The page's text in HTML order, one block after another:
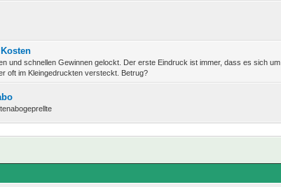
und schnellen Gewinnen gelockt. Der erste Eindruck ist immer, dass es sich um
oft im Kleingedruckten versteckt. Betrug?